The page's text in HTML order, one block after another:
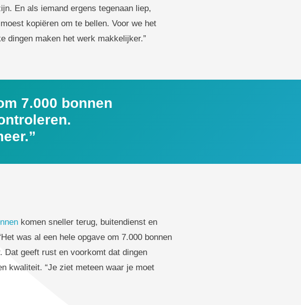
En als iemand ergens tegenaan liep,
kopiëren om te bellen. Voor we het
dingen maken het werk makkelijker.”
7.000 bonnen
komen sneller terug, buitendienst en
was al een hele opgave om 7.000 bonnen
Dat geeft rust en voorkomt dat dingen
kwaliteit. “Je ziet meteen waar je moet